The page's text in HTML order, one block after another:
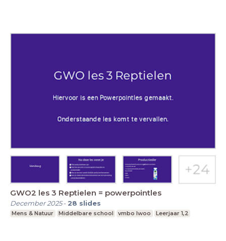
GWO2 les 3 Reptielen = powerpointles
December 2025- 28 slides
Mens & Natuur Middelbare school vmbo lwoo Leerjaar 1,2